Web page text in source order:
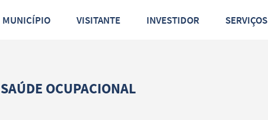
MUNICÍPIO VISITANTE INVESTIDOR SERVIÇOS
OCUPACIONAL